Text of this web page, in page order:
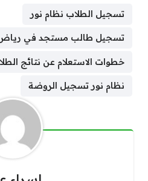
تسجيل الطلاب نظام نور
تسجيل طالب مستجد في رياض
خطوات الاستعلام عن نتائج
نظام نور تسجيل الروضة